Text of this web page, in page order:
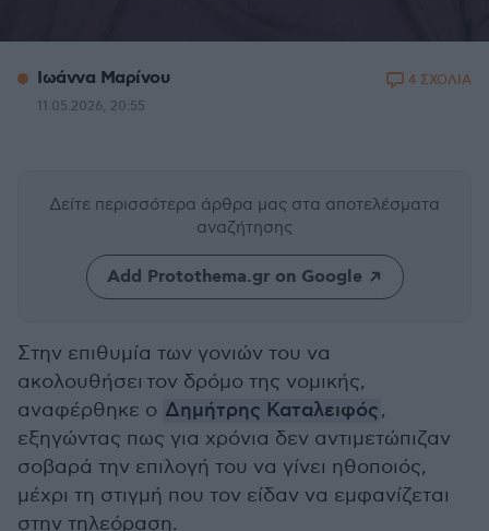
Ιωάννα Μαρίνου
11.05.2026, 20:55
4 ΣΧΟΛΙΑ
Δείτε περισσότερα άρθρα μας στα αποτελέσματα
αναζήτησης
Add Protothema.gr on Google
Στην επιθυμία των γονιών του να
ακολουθήσει τον δρόμο της νομικής,
αναφέρθηκε ο Δημήτρης Καταλειφός,
εξηγώντας πως για χρόνια δεν αντιμετώπιζαν
σοβαρά την επιλογή του να γίνει ηθοποιός,
μέχρι τη στιγμή που τον είδαν να εμφανίζεται
στην τηλεόραση.